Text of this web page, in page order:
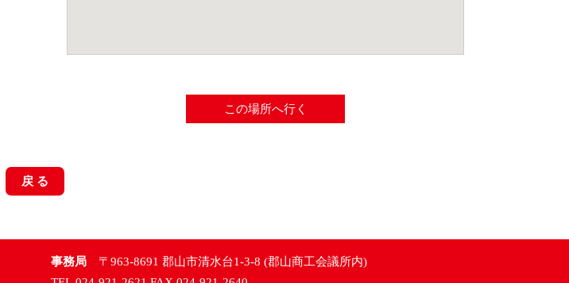
この場所へ行く
戻 る
事務局 〒963-8691 郡山市清水台1-3-8 (郡山商工会議所内)